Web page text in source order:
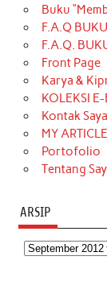
b
o
o
k
a
g
r
a
m
Buku
F.A.Q BUKU
F.A.Q.
Front Page
Karya &
KOLEKSI
Kontak Saya
MY
Portofolio
Tentang
ARSIP
Arsip